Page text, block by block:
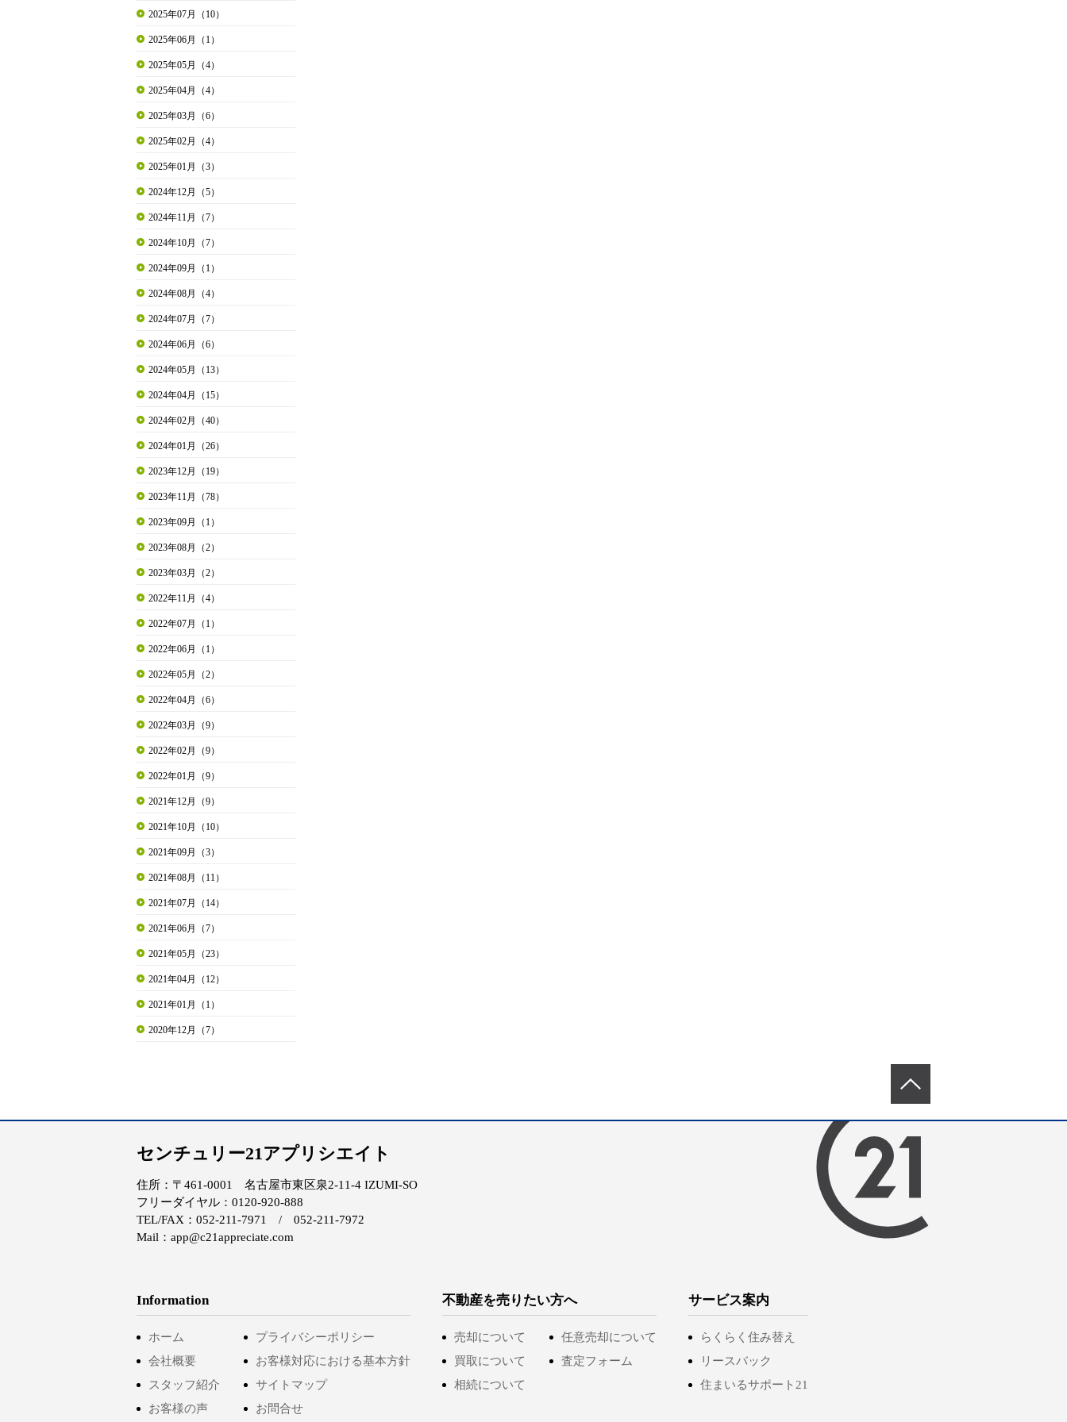
2025年07月（10）
2025年06月（1）
2025年05月（4）
2025年04月（4）
2025年03月（6）
2025年02月（4）
2025年01月（3）
2024年12月（5）
2024年11月（7）
2024年10月（7）
2024年09月（1）
2024年08月（4）
2024年07月（7）
2024年06月（6）
2024年05月（13）
2024年04月（15）
2024年02月（40）
2024年01月（26）
2023年12月（19）
2023年11月（78）
2023年09月（1）
2023年08月（2）
2023年03月（2）
2022年11月（4）
2022年07月（1）
2022年06月（1）
2022年05月（2）
2022年04月（6）
2022年03月（9）
2022年02月（9）
2022年01月（9）
2021年12月（9）
2021年10月（10）
2021年09月（3）
2021年08月（11）
2021年07月（14）
2021年06月（7）
2021年05月（23）
2021年04月（12）
2021年01月（1）
2020年12月（7）
Information
ホーム
会社概要
スタッフ紹介
お客様の声
プライバシーポリシー
お客様対応における基本方針
サイトマップ
お問合せ
不動産を売りたい方へ
売却について
買取について
相続について
任意売却について
査定フォーム
サービス案内
らくらく住み替え
リースバック
住まいるサポート21
センチュリー21アプリシエイト
住所：〒461-0001 名古屋市東区泉2-11-4 IZUMI-SO
フリーダイヤル：0120-920-888
TEL/FAX：052-211-7971 / 052-211-7972
Mail：app@c21appreciate.com